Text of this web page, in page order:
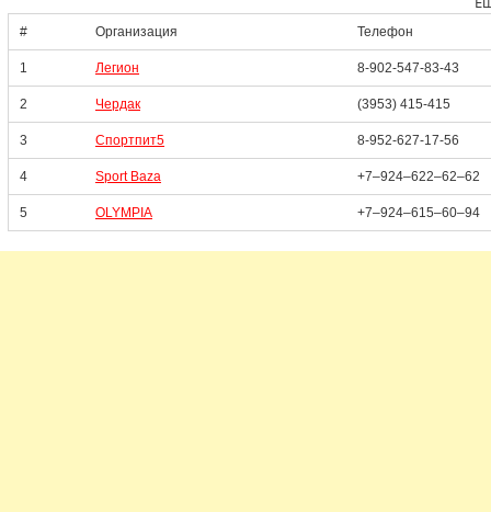
# Организация Телефон
1 Легион 8-902-547-83-43
2 Чердак (3953) 415-415
3 Спортпит5 8-952-627-17-56
4 Sport Baza +7‒924‒622‒62‒62
5 OLYMPIA +7‒924‒615‒60‒94